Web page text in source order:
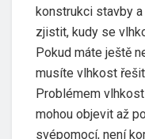
konstrukci stavby a
zjistit, kudy se
Pokud máte ještě
musíte vlhkost
Problémem
mohou objevit až
svépomocí, není